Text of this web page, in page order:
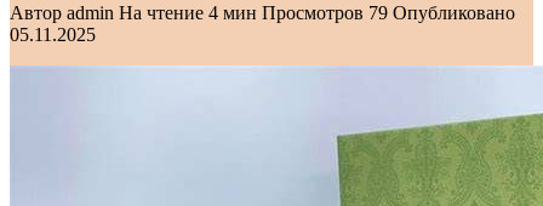
Автор admin На чтение 4 мин Просмотров 79 Опубликовано
05.11.2025